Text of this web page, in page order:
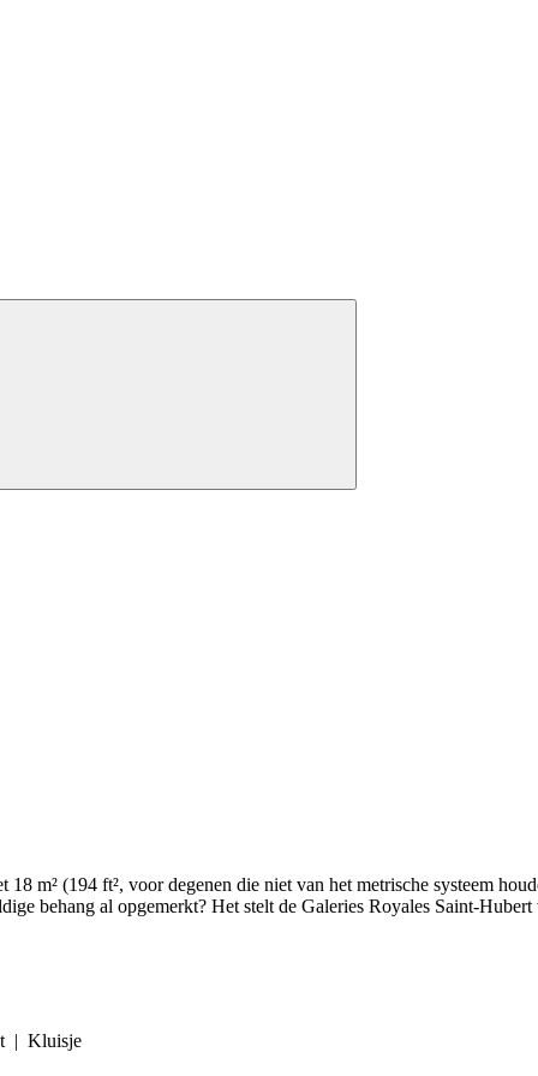
m² (194 ft², voor degenen die niet van het metrische systeem
behang al opgemerkt? Het stelt de Galeries Royales Saint-
| Kluisje